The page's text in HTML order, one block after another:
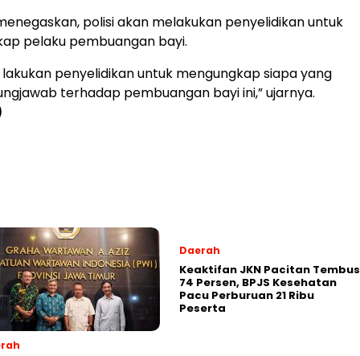
polisi akan melakukan penyelidikan untuk
pelaku pembuangan bayi.
lakukan penyelidikan untuk mengungkap siapa yang
terhadap pembuangan bayi ini,” ujarnya.
Daerah
Keaktifan JKN Pacitan Tembus
74 Persen, BPJS Kesehatan
Pacu Perburuan 21 Ribu
Peserta